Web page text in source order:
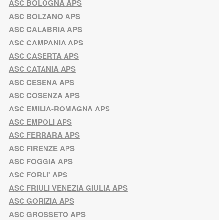
ASC BOLOGNA APS
ASC BOLZANO APS
ASC CALABRIA APS
ASC CAMPANIA APS
ASC CASERTA APS
ASC CATANIA APS
ASC CESENA APS
ASC COSENZA APS
ASC EMILIA-ROMAGNA APS
ASC EMPOLI APS
ASC FERRARA APS
ASC FIRENZE APS
ASC FOGGIA APS
ASC FORLI' APS
ASC FRIULI VENEZIA GIULIA APS
ASC GORIZIA APS
ASC GROSSETO APS